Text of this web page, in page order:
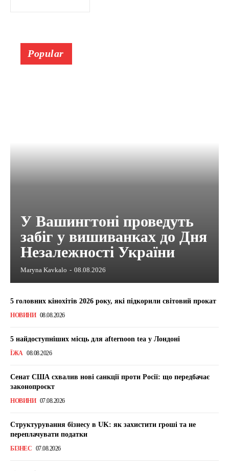
Popular
У Вашингтоні проведуть
забіг у вишиванках до Дня
Незалежності України
Maryna Kavkalo - 08.08.2026
5 головних кінохітів 2026 року, які підкорили світовий прокат
НОВИНИ 08.08.2026
5 найдоступніших місць для afternoon tea у Лондоні
ЇЖА 08.08.2026
Сенат США схвалив нові санкції проти Росії: що передбачає
законопроєкт
НОВИНИ 07.08.2026
Структурування бізнесу в UK: як захистити гроші та не
переплачувати податки
БІЗНЕС 07.08.2026